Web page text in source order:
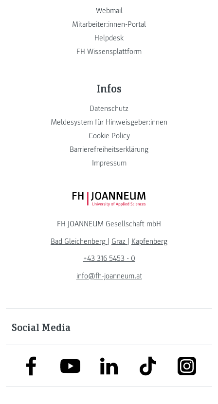
Webmail
Mitarbeiter:innen-Portal
Helpdesk
FH Wissensplattform
Infos
Datenschutz
Meldesystem für Hinweisgeber:innen
Cookie Policy
Barrierefreiheitserklärung
Impressum
FH JOANNEUM Logo
FH JOANNEUM Gesellschaft mbH
Bad Gleichenberg | Graz | Kapfenberg
+43 316 5453 - 0
info@fh-joanneum.at
Social Media
link to facebooklink to youtubelink to linkedinlink to tiktok link to